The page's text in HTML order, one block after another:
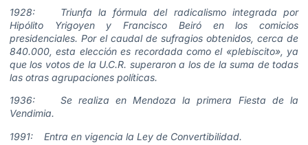
1928: Triunfa la fórmula del radicalismo integrada por
Hipólito Yrigoyen y Francisco Beiró en los comicios
presidenciales. Por el caudal de sufragios obtenidos, cerca de
840.000, esta elección es recordada como el «plebiscito», ya
que los votos de la U.C.R. superaron a los de la suma de todas
las otras agrupaciones políticas.
1936: Se realiza en Mendoza la primera Fiesta de la
Vendimia.
1991: Entra en vigencia la Ley de Convertibilidad.